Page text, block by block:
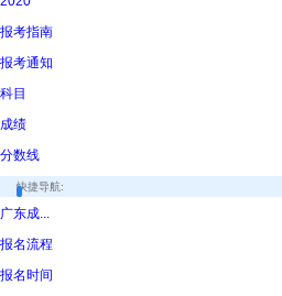
报考指南
报考通知
科目
成绩
分数线
快捷导航:
广东成...
报名流程
报名时间